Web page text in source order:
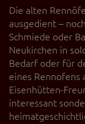
Die alten
ausgedient –
Schmiede oder
Neukirchen in
Bedarf oder für
eines Rennofens
Eisenhütten-
interessant